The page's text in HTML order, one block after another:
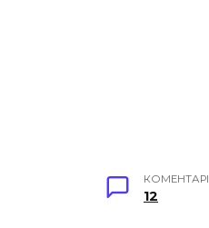
КОМЕНТАРІ
12